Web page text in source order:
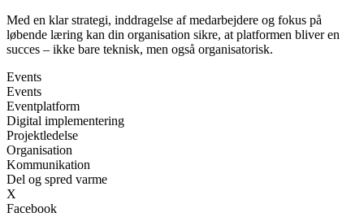
Med en klar strategi, inddragelse af medarbejdere og fokus på
løbende læring kan din organisation sikre, at platformen bliver en
succes – ikke bare teknisk, men også organisatorisk.
Events
Events
Eventplatform
Digital implementering
Projektledelse
Organisation
Kommunikation
Del og spred varme
X
Facebook